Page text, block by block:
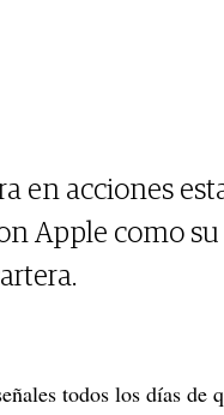
en acciones
Apple como
todos los días de